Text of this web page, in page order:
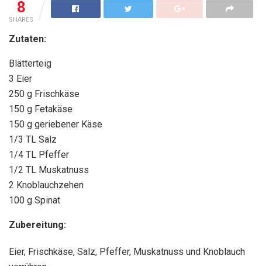
8
SHARES
Zutaten:
Blätterteig
3 Eier
250 g Frischkäse
150 g Fetakäse
150 g geriebener Käse
1/3 TL Salz
1/4 TL Pfeffer
1/2 TL Muskatnuss
2 Knoblauchzehen
100 g Spinat
Zubereitung:
Eier, Frischkäse, Salz, Pfeffer, Muskatnuss und Knoblauch